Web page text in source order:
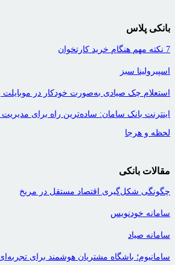
بانکی پلاس
7 نکته مهم هنگام خرید کارتخوان
اسپیرولینا سبز
استعلام چک صیادی به‌صورت خودکار در موبایلت
اینترنت بانک سامان: ساده‌ترین راه برای
لحظه و هرجا
مقالات بانکی
چگونگی شکل‌گیری اقتصاد مستقل در مریخ
سامانه خودنویس
سامانه صیاد
سامانیوم؛ باشگاه مشتریان هوشمند برای